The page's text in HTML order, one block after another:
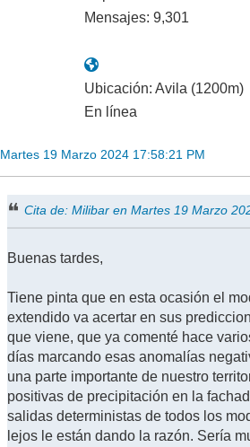
Mensajes: 9,301
Ubicación: Avila (1200m)
En línea
Martes 19 Marzo 2024 17:58:21 PM
Cita de: Milibar en Martes 19 Marzo
Buenas tardes,
Tiene pinta que en esta ocasión el
extendido va acertar en sus
que viene, que ya comenté hace
días marcando esas anomalías
una parte importante de nuestro
positivas de precipitación en la
salidas deterministas de todos los
lejos le están dando la razón. Sería